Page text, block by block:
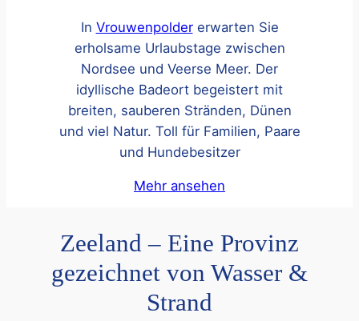
In Vrouwenpoldererwarten Sie
erholsame Urlaubstage zwischen
Nordsee und Veerse Meer. Der
idyllische Badeort begeistert mit
breiten, sauberen Stränden, Dünen
und viel Natur. Toll für Familien, Paare
und Hundebesitzer
Mehr ansehen
Zeeland – Eine Provinz
gezeichnet von Wasser &
Strand